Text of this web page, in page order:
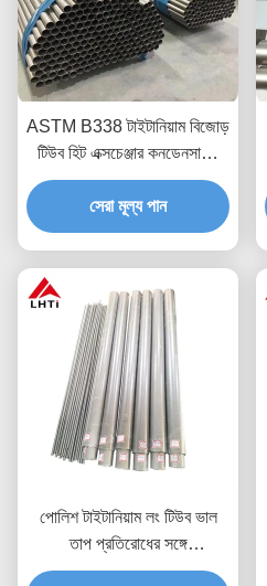
ASTM B338 টাইটানিয়াম বিজোড়
টিউব হিট এক্সচেঞ্জার কনডেনসারের
জন্য 19 মিমি
সেরা মূল্য পান
পোলিশ টাইটানিয়াম লং টিউব ভাল
তাপ প্রতিরোধের সঙ্গে
4.51G/Cm3 ঘনত্ব